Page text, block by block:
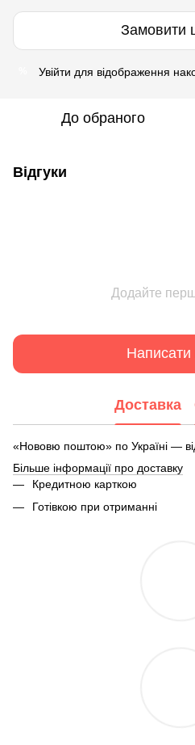
Замовити
Увійти для відображення
До обраного
Відгуки
Додайте
Написати
Доставка
«Нововю поштою» по Україні —
Більше інформації про доставку
Кредитною карткою
Готівкою при отриманні